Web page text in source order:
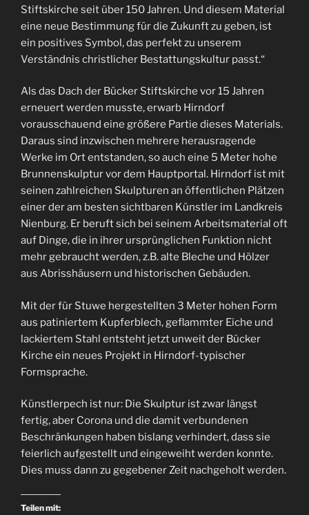
Stiftskirche seit über 150 Jahren. Und diesem Material
eine neue Bestimmung für die Zukunft zu geben, ist
ein positives Symbol, das perfekt zu unserem
Verständnis christlicher Bestattungskultur passt.“
Als das Dach der Bücker Stiftskirche vor 15 Jahren
erneuert werden musste, erwarb Hirndorf
vorausschauend eine größere Partie dieses Materials.
Daraus sind inzwischen mehrere herausragende
Werke im Ort entstanden, so auch eine 5 Meter hohe
Brunnenskulptur vor dem Hauptportal. Hirndorf ist mit
seinen zahlreichen Skulpturen an öffentlichen Plätzen
einer der am besten sichtbaren Künstler im Landkreis
Nienburg. Er beruft sich bei seinem Arbeitsmaterial oft
auf Dinge, die in ihrer ursprünglichen Funktion nicht
mehr gebraucht werden, z.B. alte Bleche und Hölzer
aus Abrisshäusern und historischen Gebäuden.
Mit der für Stuwe hergestellten 3 Meter hohen Form
aus patiniertem Kupferblech, geflammter Eiche und
lackiertem Stahl entsteht jetzt unweit der Bücker
Kirche ein neues Projekt in Hirndorf-typischer
Formsprache.
Künstlerpech ist nur: Die Skulptur ist zwar längst
fertig, aber Corona und die damit verbundenen
Beschränkungen haben bislang verhindert, dass sie
feierlich aufgestellt und eingeweiht werden konnte.
Dies muss dann zu gegebener Zeit nachgeholt werden.
Teilen mit: